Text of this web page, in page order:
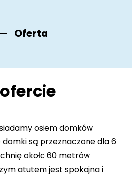
Oferta
osiem domków
domki są przeznaczone dla 6
około 60 metrów
atutem jest spokojna i